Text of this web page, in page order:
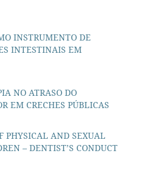
INSTRUMENTO DE
INTESTINAIS EM
NO ATRASO DO
EM CRECHES PÚBLICAS
PHYSICAL AND SEXUAL
– DENTIST’S CONDUCT